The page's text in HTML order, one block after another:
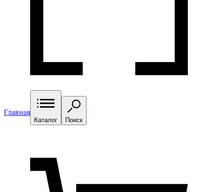
Главная
Каталог Поиск